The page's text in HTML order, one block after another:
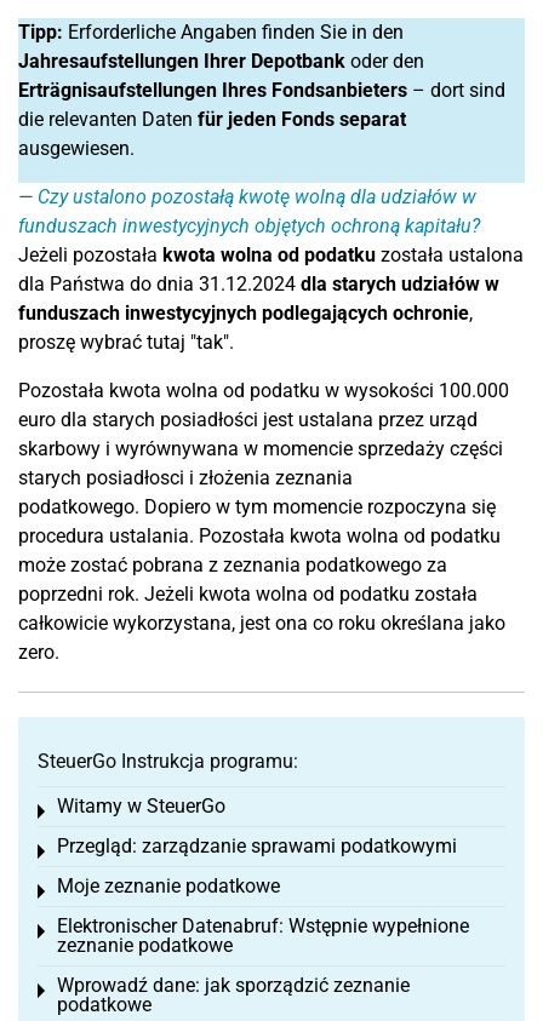
Tipp: Erforderliche Angaben finden Sie in den
Jahresaufstellungen Ihrer Depotbank oder den
Erträgnisaufstellungen Ihres Fondsanbieters – dort sind
die relevanten Daten für jeden Fonds separat
ausgewiesen.
Czy ustalono pozostałą kwotę wolną dla udziałów w
funduszach inwestycyjnych objętych ochroną kapitału?
Jeżeli pozostała kwota wolna od podatku została ustalona
dla Państwa do dnia 31.12.2024 dla starych udziałów w
funduszach inwestycyjnych podlegających ochronie,
proszę wybrać tutaj "tak".
Pozostała kwota wolna od podatku w wysokości 100.000
euro dla starych posiadłości jest ustalana przez urząd
skarbowy i wyrównywana w momencie sprzedaży części
starych posiadłosci i złożenia zeznania
podatkowego. Dopiero w tym momencie rozpoczyna się
procedura ustalania. Pozostała kwota wolna od podatku
może zostać pobrana z zeznania podatkowego za
poprzedni rok. Jeżeli kwota wolna od podatku została
całkowicie wykorzystana, jest ona co roku określana jako
zero.
SteuerGo Instrukcja programu:
Witamy w SteuerGo
Toggle menu
Przegląd: zarządzanie sprawami podatkowymi
Toggle menu
Moje zeznanie podatkowe
Toggle menu
Elektronischer Datenabruf: Wstępnie wypełnione
zeznanie podatkowe
Toggle menu
Wprowadź dane: jak sporządzić zeznanie
podatkowe
Toggle menu